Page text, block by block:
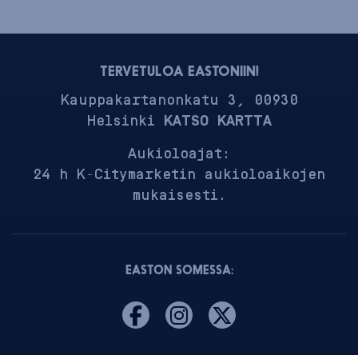
TERVETULOA EASTONIIN!
Kauppakartanonkatu 3, 00930
Helsinki KATSO KARTTA
Aukioloajat:
24 h K-Citymarketin aukioloaikojen
mukaisesti.
EASTON SOMESSA: